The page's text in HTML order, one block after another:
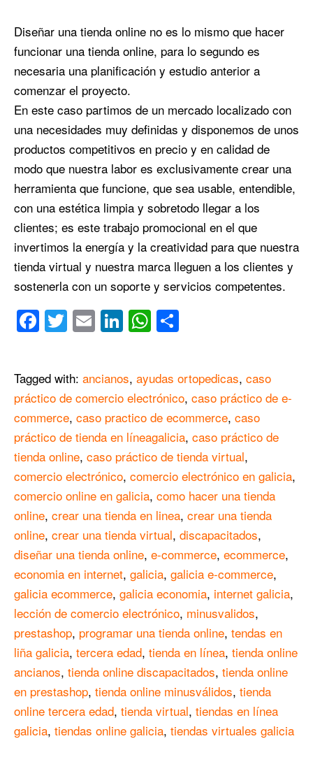
Diseñar una tienda online no es lo mismo que hacer
funcionar una tienda online, para lo segundo es
necesaria una planificación y estudio anterior a
comenzar el proyecto.
En este caso partimos de un mercado localizado con
una necesidades muy definidas y disponemos de unos
productos competitivos en precio y en calidad de
modo que nuestra labor es exclusivamente crear una
herramienta que funcione, que sea usable, entendible,
con una estética limpia y sobretodo llegar a los
clientes; es este trabajo promocional en el que
invertimos la energía y la creatividad para que nuestra
tienda virtual y nuestra marca lleguen a los clientes y
sostenerla con un soporte y servicios competentes.
Facebook
Twitter
EmailLinkedIn
WhatsApp
Tagged with: ancianos, ayudas ortopedicas, caso
práctico de comercio electrónico, caso práctico de e-
commerce, caso practico de ecommerce, caso
práctico de tienda en líneagalicia, caso práctico de
tienda online, caso práctico de tienda virtual,
comercio electrónico, comercio electrónico en galicia,
comercio online en galicia, como hacer una tienda
online, crear una tienda en linea, crear una tienda
online, crear una tienda virtual, discapacitados,
diseñar una tienda online, e-commerce, ecommerce,
economia en internet, galicia, galicia e-commerce,
galicia ecommerce, galicia economia, internet galicia,
lección de comercio electrónico, minusvalidos,
prestashop, programar una tienda online, tendas en
liña galicia, tercera edad, tienda en línea, tienda online
ancianos, tienda online discapacitados, tienda online
en prestashop, tienda online minusválidos, tienda
online tercera edad, tienda virtual, tiendas en línea
galicia, tiendas online galicia, tiendas virtuales galicia